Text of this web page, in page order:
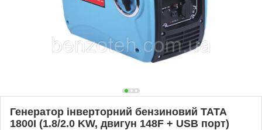
Генератор інверторний бензиновий ТАТА
1800I (1.8/2.0 KW, двигун 148F + USB порт)